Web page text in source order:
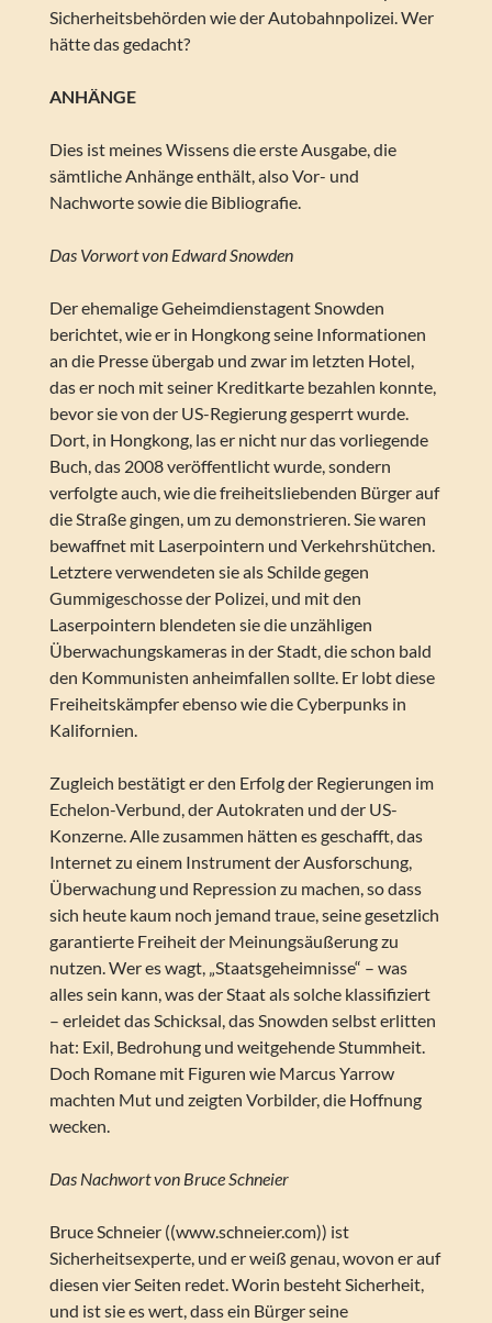
Sicherheitsbehörden wie der Autobahnpolizei. Wer
hätte das gedacht?
ANHÄNGE
Dies ist meines Wissens die erste Ausgabe, die
sämtliche Anhänge enthält, also Vor- und
Nachworte sowie die Bibliografie.
Das Vorwort von Edward Snowden
Der ehemalige Geheimdienstagent Snowden
berichtet, wie er in Hongkong seine Informationen
an die Presse übergab und zwar im letzten Hotel,
das er noch mit seiner Kreditkarte bezahlen konnte,
bevor sie von der US-Regierung gesperrt wurde.
Dort, in Hongkong, las er nicht nur das vorliegende
Buch, das 2008 veröffentlicht wurde, sondern
verfolgte auch, wie die freiheitsliebenden Bürger auf
die Straße gingen, um zu demonstrieren. Sie waren
bewaffnet mit Laserpointern und Verkehrshütchen.
Letztere verwendeten sie als Schilde gegen
Gummigeschosse der Polizei, und mit den
Laserpointern blendeten sie die unzähligen
Überwachungskameras in der Stadt, die schon bald
den Kommunisten anheimfallen sollte. Er lobt diese
Freiheitskämpfer ebenso wie die Cyberpunks in
Kalifornien.
Zugleich bestätigt er den Erfolg der Regierungen im
Echelon-Verbund, der Autokraten und der US-
Konzerne. Alle zusammen hätten es geschafft, das
Internet zu einem Instrument der Ausforschung,
Überwachung und Repression zu machen, so dass
sich heute kaum noch jemand traue, seine gesetzlich
garantierte Freiheit der Meinungsäußerung zu
nutzen. Wer es wagt, „Staatsgeheimnisse“ – was
alles sein kann, was der Staat als solche klassifiziert
– erleidet das Schicksal, das Snowden selbst erlitten
hat: Exil, Bedrohung und weitgehende Stummheit.
Doch Romane mit Figuren wie Marcus Yarrow
machten Mut und zeigten Vorbilder, die Hoffnung
wecken.
Das Nachwort von Bruce Schneier
Bruce Schneier ((www.schneier.com)) ist
Sicherheitsexperte, und er weiß genau, wovon er auf
diesen vier Seiten redet. Worin besteht Sicherheit,
und ist sie es wert, dass ein Bürger seine